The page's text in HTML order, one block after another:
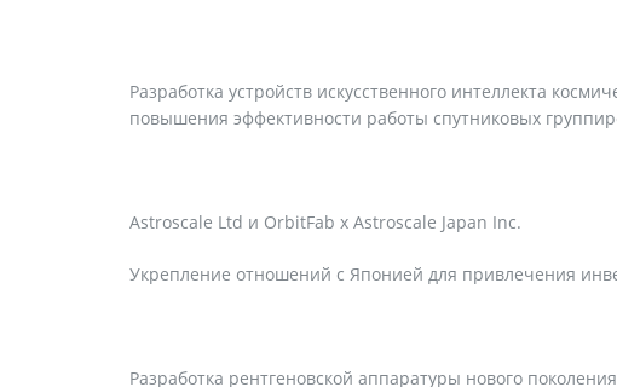
Разработка устройств искусственного интеллекта
повышения эффективности работы спутниковых
Astroscale Ltd и OrbitFab x Astroscale Japan Inc.
Укрепление отношений с Японией для привлечения
Разработка рентгеновской аппаратуры нового